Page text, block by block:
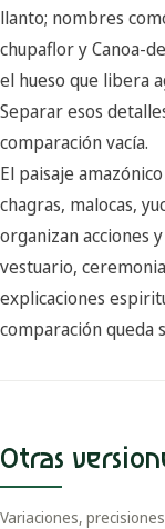
llanto; nombres
chupaflor y Canoa-
el hueso que libera
Separar esos
comparación vacía.
El paisaje
chagras, malocas,
organizan acciones
vestuario,
explicaciones
comparación queda
Otras
Variaciones,